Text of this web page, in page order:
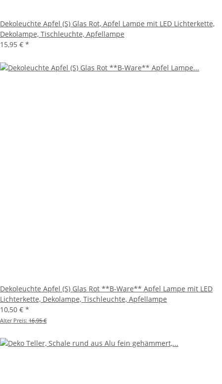
Dekoleuchte Apfel (S) Glas Rot, Apfel Lampe mit LED Lichterkette,
Dekolampe, Tischleuchte, Apfellampe
15,95 € *
Dekoleuchte Apfel (S) Glas Rot **B-Ware** Apfel Lampe mit LED
Lichterkette, Dekolampe, Tischleuchte, Apfellampe
10,50 € *
Alter Preis: 16,95 €